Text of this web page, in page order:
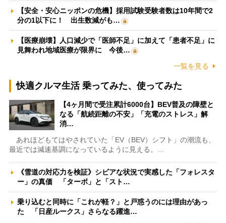
【安全・安心ニッポンの危機】採用試験受験者数は10年間で2
分の1以下に！ 出生数減がも…
【医療崩壊】人口減少で「医師不足」に加えて「患者不足」に
見舞われ地域医療が限界に 今後…
一覧を見る
快適クルマ生活 乗ってみた、使ってみた
【4ヶ月間で受注累計6000台】BEV普及の障壁と
なる「航続距離の不安」「充電のストレス」解
消…
あれほどもてはやされていた「EV（BEV）シフト」の潮流も、
最近では減速基調になっているように見える。…
《雪道の対応力を検証》シビアな状況で実感した「フォレスタ
ー」の真価 「ターボ」と「スト…
乗り込むと同時に「これが軽？」と戸惑うのには理由があっ
た 「日産ルークス」さらなる躍進…